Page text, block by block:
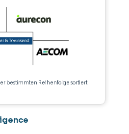
bestimmten Reihenfolge sortiert